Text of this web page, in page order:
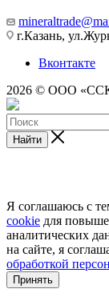
г.Казань,
Вконтакте
2026 © ООО «ССК
Найти
Я соглашаюсь с
cookie для
аналитических
на сайте, я
обработкой
Принять